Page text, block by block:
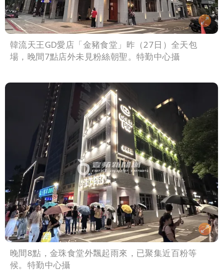
韓流天王GD愛店「金豬食堂」昨（27日）全天包
場，晚間7點店外未見粉絲朝聖。特勤中心攝
晚間8點，金珠食堂外飄起雨來，已聚集近百粉等
候。特勤中心攝